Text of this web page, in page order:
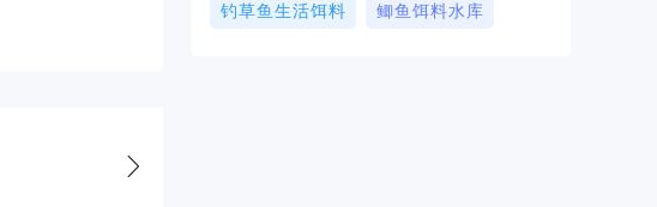
钓草鱼生活饵料 鲫鱼饵料水库